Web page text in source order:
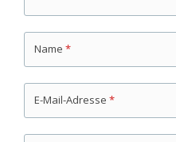
Name *
E-Mail-Adresse *